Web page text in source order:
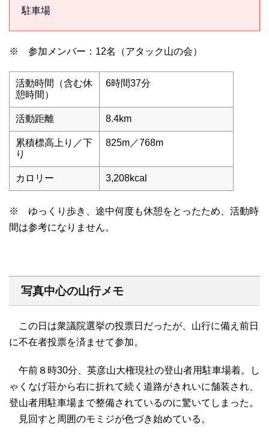
駐車場
※ 参加メンバー：12名（アタック山の会）
活動時間（含む休
憩時間）
6時間37分
活動距離 8.4km
累積標高上り／下
り
825m／768m
カロリー 3,208kcal
※ ゆっくり歩き、途中何度も休憩をとったため、活動時
間は参考になりません。
写真中心の山行メモ
この日は衆議院選挙の投票日だったが、山行に備え前日
に不在者投票を済ませて参加。
午前８時30分、英彦山大権現社の登山者用駐車場着。し
ゃくなげ荘から右に折れて続く道路がきれいに舗装され、
登山者用駐車場まで整備されているのに驚いてしまった。
見回すと周囲のモミジが色づき始めている。